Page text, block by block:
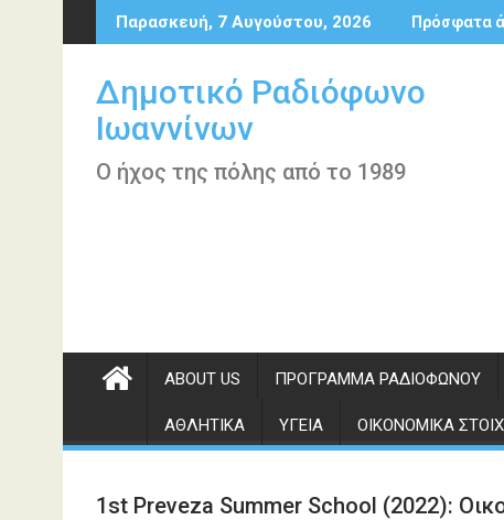
Περάστε
στο
Παρασκευή, 7 Αυγούστου, 2026 Πρόσφατα
Δημοτικό Ραδιόφωνο
Ιωαννίνων
Ο ήχος της πόλης από το 1989
ABOUT US ΠΡΌΓΡΑΜΜΑ ΡΑΔΙΟΦΏΝΟΥ
ΑΘΛΗΤΙΚΆ ΥΓΕΊΑ ΟΙΚΟΝΟΜΙΚΆ
1st Preveza Summer School (2022):